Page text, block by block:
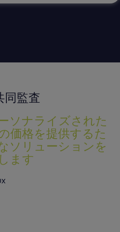
同監査
ソナライズされた
価格を提供するた
ソリューションを
ます